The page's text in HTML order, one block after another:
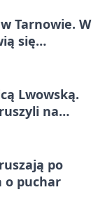
Tarnowie. W
się
Lwowską.
na
po
o puchar